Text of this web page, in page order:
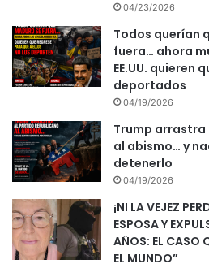
04/23/2026
Todos querían
fuera… ahora
EE.UU. quieren
deportados
04/19/2026
Trump arrastra
al abismo… y
detenerlo
04/19/2026
¡NI LA VEJEZ
ESPOSA Y
AÑOS: EL CASO
EL MUNDO”